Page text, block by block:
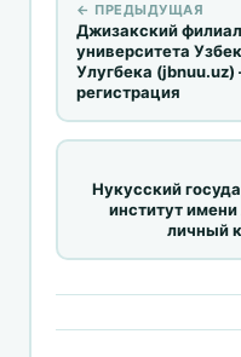
← ПРЕДЫДУЩАЯ
Джизакский
университета
Улугбека (jbnuu.uz)
регистрация
Нукусский
институт
личный